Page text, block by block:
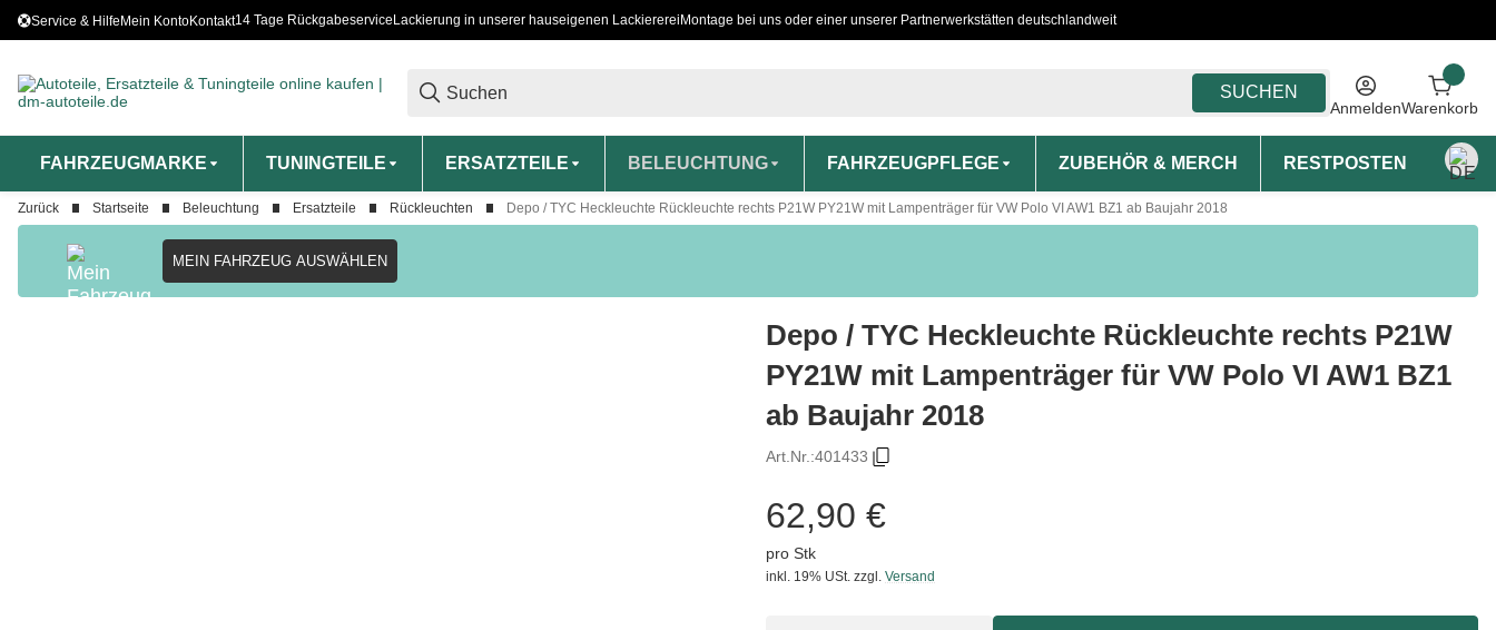
Service & HilfeMein KontoKontakt14 Tage Rückgabeservice Lackierung in unserer hauseigenen Lackiererei Montage bei uns oder einer unserer Partnerwerkstätten deutschlandweit
SUCHEN
AnmeldenWarenkorb
FAHRZEUGMARKE TUNINGTEILE ERSATZTEILE BELEUCHTUNG FAHRZEUGPFLEGE ZUBEHÖR & MERCH RESTPOSTEN
Zurück Startseite Beleuchtung Ersatzteile Rückleuchten Depo / TYC Heckleuchte Rückleuchte rechts P21W PY21W mit Lampenträger für VW Polo VI AW1 BZ1 ab Baujahr 2018
MEIN FAHRZEUG AUSWÄHLEN
Depo / TYC Heckleuchte Rückleuchte rechts P21W
PY21W mit Lampenträger für VW Polo VI AW1 BZ1
ab Baujahr 2018
Art.Nr.:401433
62,90 €
pro Stk
inkl. 19% USt. zzgl. Versand